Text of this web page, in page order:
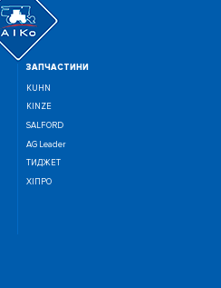
ЗАПЧАСТИНИ
KUHN
KINZE
SALFORD
AG Leader
ТИДЖЕТ
ХІПРО